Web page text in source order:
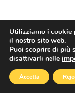
Utilizziamo i cookie
il nostro sito web.
Puoi scoprire di più
disattivarli nelle
Accetta